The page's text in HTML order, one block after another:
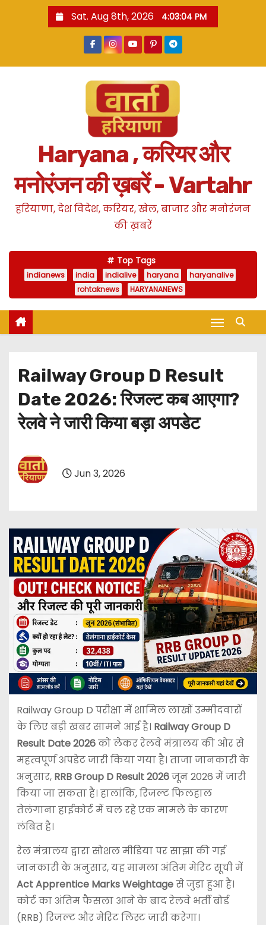
Sat. Aug 8th, 2026 4:03:06 PM
Haryana , करियर और
मनोरंजन की ख़बरें - Vartahr
हरियाणा, देश विदेश, करियर, खेल, बाजार और मनोरंजन
की ख़बरें
Top Tags
indianews india indialive haryana
haryanalive
rohtaknews
HARYANANEWS
Railway Group D Result
Date 2026: रिजल्ट कब आएगा?
रेलवे ने जारी किया बड़ा अपडेट
Jun 3, 2026
Railway Group D परीक्षा में शामिल लाखों उम्मीदवारों
के लिए बड़ी खबर सामने आई है। Railway Group D
Result Date 2026को लेकर रेलवे मंत्रालय की ओर से
महत्वपूर्ण अपडेट जारी किया गया है। ताजा जानकारी के
अनुसार, RRB Group D Result 2026जून 2026 में जारी
किया जा सकता है। हालांकि, रिजल्ट फिलहाल
तेलंगाना हाईकोर्ट में चल रहे एक मामले के कारण
लंबित है।
रेल मंत्रालय द्वारा सोशल मीडिया पर साझा की गई
जानकारी के अनुसार, यह मामला अंतिम मेरिट सूची में
Act Apprentice Marks Weightageसे जुड़ा हुआ है।
कोर्ट का अंतिम फैसला आने के बाद रेलवे भर्ती बोर्ड
(RRB) रिजल्ट और मेरिट लिस्ट जारी करेगा।